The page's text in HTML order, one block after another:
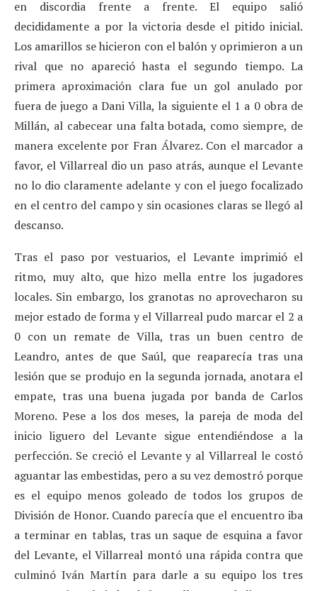
en discordia frente a frente. El equipo salió
decididamente a por la victoria desde el pitido inicial.
Los amarillos se hicieron con el balón y oprimieron a un
rival que no apareció hasta el segundo tiempo. La
primera aproximación clara fue un gol anulado por
fuera de juego a Dani Villa, la siguiente el 1 a 0 obra de
Millán, al cabecear una falta botada, como siempre, de
manera excelente por Fran Álvarez. Con el marcador a
favor, el Villarreal dio un paso atrás, aunque el Levante
no lo dio claramente adelante y con el juego focalizado
en el centro del campo y sin ocasiones claras se llegó al
descanso.
Tras el paso por vestuarios, el Levante imprimió el
ritmo, muy alto, que hizo mella entre los jugadores
locales. Sin embargo, los granotas no aprovecharon su
mejor estado de forma y el Villarreal pudo marcar el 2 a
0 con un remate de Villa, tras un buen centro de
Leandro, antes de que Saúl, que reaparecía tras una
lesión que se produjo en la segunda jornada, anotara el
empate, tras una buena jugada por banda de Carlos
Moreno. Pese a los dos meses, la pareja de moda del
inicio liguero del Levante sigue entendiéndose a la
perfección. Se creció el Levante y al Villarreal le costó
aguantar las embestidas, pero a su vez demostró porque
es el equipo menos goleado de todos los grupos de
División de Honor. Cuando parecía que el encuentro iba
a terminar en tablas, tras un saque de esquina a favor
del Levante, el Villarreal montó una rápida contra que
culminó Iván Martín para darle a su equipo los tres